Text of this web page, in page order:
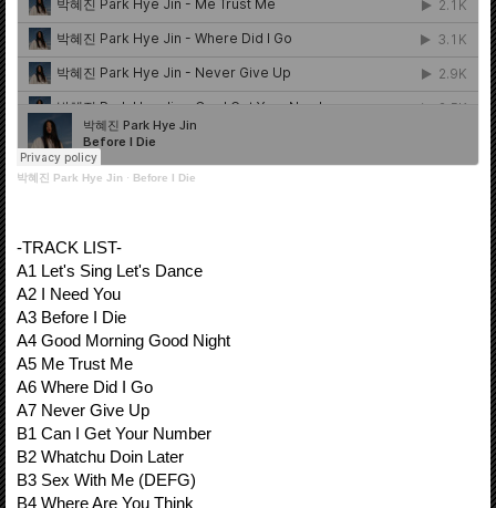
박혜진 Park Hye Jin · Before I Die
-TRACK LIST-
A1 Let's Sing Let's Dance
A2 I Need You
A3 Before I Die
A4 Good Morning Good Night
A5 Me Trust Me
A6 Where Did I Go
A7 Never Give Up
B1 Can I Get Your Number
B2 Whatchu Doin Later
B3 Sex With Me (DEFG)
B4 Where Are You Think